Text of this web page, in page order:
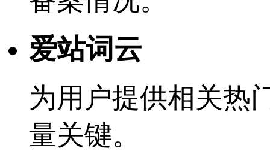
爱站词云
为用户提供相关热
量关键。